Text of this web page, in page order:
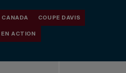
CANADA COUPE DAVIS
ACTION